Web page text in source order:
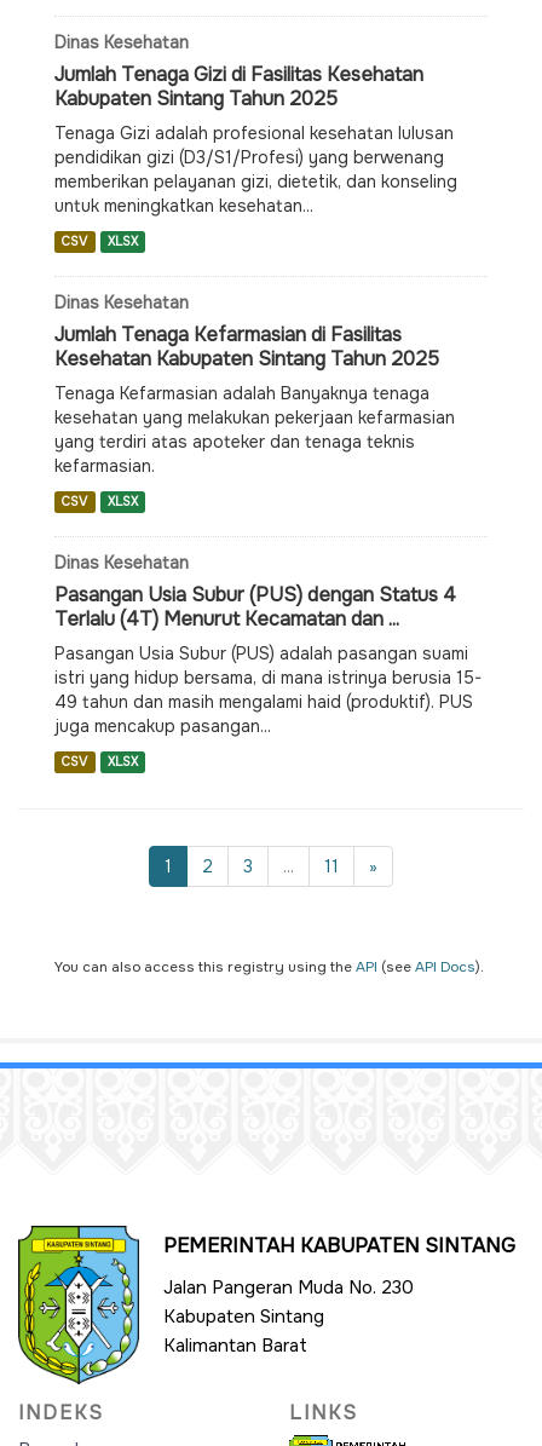
Dinas Kesehatan
Jumlah Tenaga Gizi di Fasilitas Kesehatan
Kabupaten Sintang Tahun 2025
Tenaga Gizi adalah profesional kesehatan lulusan
pendidikan gizi (D3/S1/Profesi) yang berwenang
memberikan pelayanan gizi, dietetik, dan konseling
untuk meningkatkan kesehatan...
CSV XLSX
Dinas Kesehatan
Jumlah Tenaga Kefarmasian di Fasilitas
Kesehatan Kabupaten Sintang Tahun 2025
Tenaga Kefarmasian adalah Banyaknya tenaga
kesehatan yang melakukan pekerjaan kefarmasian
yang terdiri atas apoteker dan tenaga teknis
kefarmasian.
CSV XLSX
Dinas Kesehatan
Pasangan Usia Subur (PUS) dengan Status 4
Terlalu (4T) Menurut Kecamatan dan ...
Pasangan Usia Subur (PUS) adalah pasangan suami
istri yang hidup bersama, di mana istrinya berusia 15-
49 tahun dan masih mengalami haid (produktif). PUS
juga mencakup pasangan...
CSV XLSX
1 2 3 ... 11 »
You can also access this registry using theAPI (seeAPI Docs).
PEMERINTAH KABUPATEN SINTANG
Jalan Pangeran Muda No. 230
Kabupaten Sintang
Kalimantan Barat
INDEKS LINKS